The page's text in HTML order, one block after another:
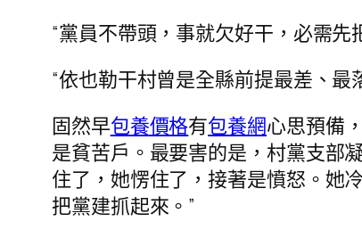
“黨員不帶頭，事就欠好干，必需先
“依也勒干村曾是全縣前提最差、最
固然早包養價格有包養網心思預備
是貧苦戶。最要害的是，村黨支部
住了，她愣住了，接著是憤怒。她
把黨建抓起來。”